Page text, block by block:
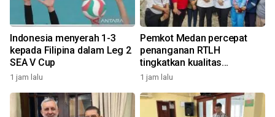
Indonesia menyerah 1-3
kepada Filipina dalam Leg 2
SEA V Cup
1 jam lalu
Pemkot Medan percepat
penanganan RTLH
tingkatkan kualitas
pemukiman
1 jam lalu